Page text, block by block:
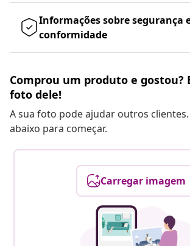
Informações sobre segurança
conformidade
Comprou um produto e gostou?
foto dele!
A sua foto pode ajudar outros
abaixo para começar.
Carregar imagem